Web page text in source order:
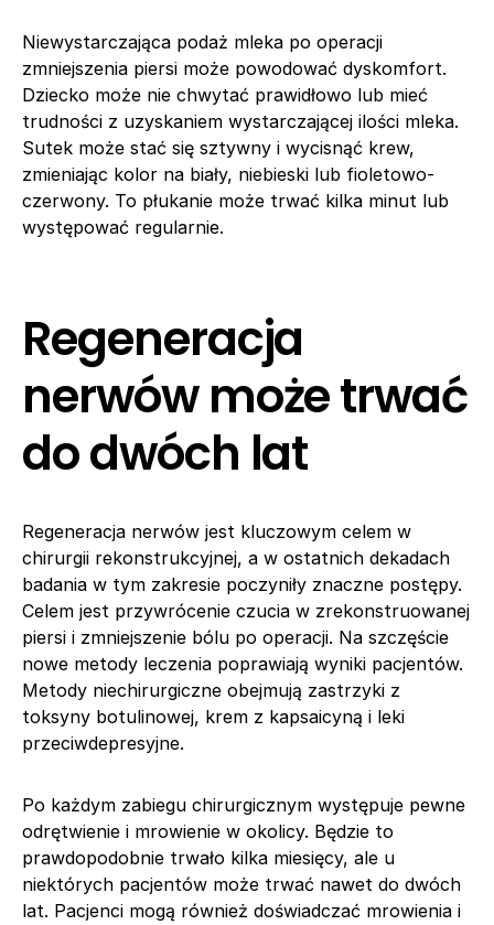
Niewystarczająca podaż mleka po operacji
zmniejszenia piersi może powodować dyskomfort.
Dziecko może nie chwytać prawidłowo lub mieć
trudności z uzyskaniem wystarczającej ilości mleka.
Sutek może stać się sztywny i wycisnąć krew,
zmieniając kolor na biały, niebieski lub fioletowo-
czerwony. To płukanie może trwać kilka minut lub
występować regularnie.
Regeneracja
nerwów może trwać
do dwóch lat
Regeneracja nerwów jest kluczowym celem w
chirurgii rekonstrukcyjnej, a w ostatnich dekadach
badania w tym zakresie poczyniły znaczne postępy.
Celem jest przywrócenie czucia w zrekonstruowanej
piersi i zmniejszenie bólu po operacji. Na szczęście
nowe metody leczenia poprawiają wyniki pacjentów.
Metody niechirurgiczne obejmują zastrzyki z
toksyny botulinowej, krem z kapsaicyną i leki
przeciwdepresyjne.
Po każdym zabiegu chirurgicznym występuje pewne
odrętwienie i mrowienie w okolicy. Będzie to
prawdopodobnie trwało kilka miesięcy, ale u
niektórych pacjentów może trwać nawet do dwóch
lat. Pacjenci mogą również doświadczać mrowienia i